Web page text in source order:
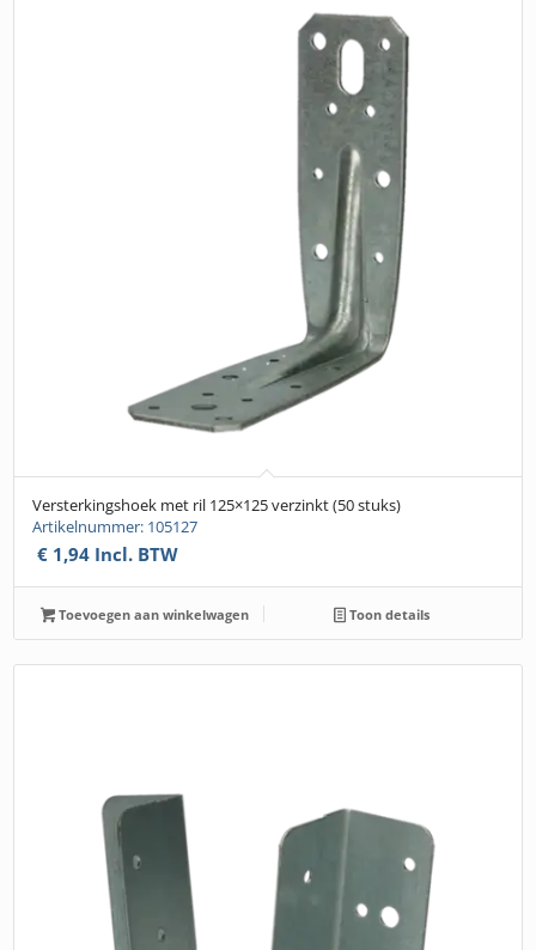
Versterkingshoek met ril 125×125 verzinkt (50 stuks)
Artikelnummer: 105127
€ 1,94 Incl. BTW
Toevoegen aan winkelwagen Toon details